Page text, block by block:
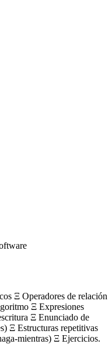
Ξ Operadores de relación
Ξ Expresiones
Ξ Enunciado de
Ξ Estructuras repetitivas
mientras) Ξ Ejercicios.